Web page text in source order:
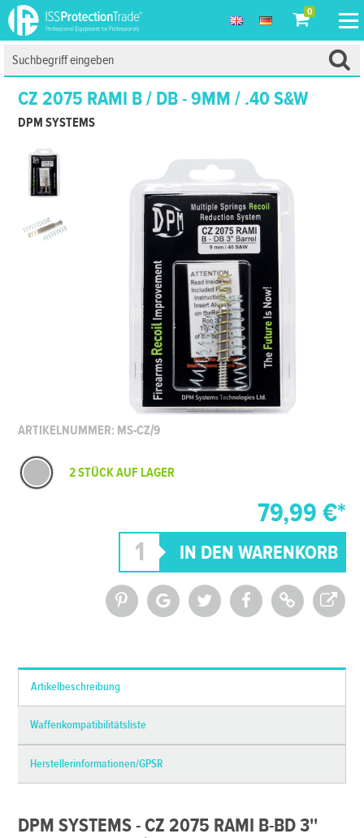
0
CZ 2075 RAMI B / DB - 9MM / .40 S&W
DPM SYSTEMS
ARTIKELNUMMER: MS-CZ/9
2 STÜCK AUF LAGER
79,99 €*
Artikelbeschreibung
Waffenkompatibilitätsliste
Herstellerinformationen/GPSR
DPM SYSTEMS - CZ 2075 RAMI B-BD 3''